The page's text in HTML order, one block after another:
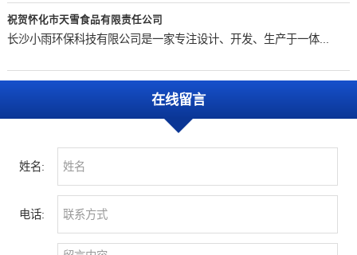
祝贺怀化市天雪食品有限责任公司
长沙小雨环保科技有限公司是一家专注设计、开发、生产于一体...
在线留言
姓名:
电话: